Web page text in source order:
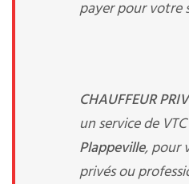
payer pour votre
CHAUFFEUR
un service de
Plappeville, pour
privés ou